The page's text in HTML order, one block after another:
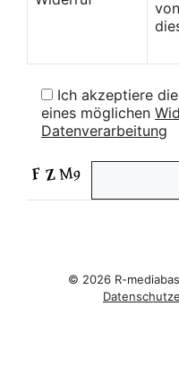
Ich akzeptiere die
eines möglichen
Datenverarbeitung
© 2026 R-